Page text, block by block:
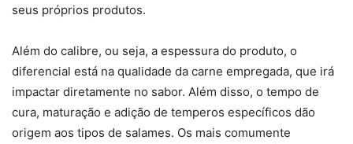
seus próprios produtos.
Além do calibre, ou seja, a espessura do produto, o
diferencial está na qualidade da carne empregada, que irá
impactar diretamente no sabor. Além disso, o tempo de
cura, maturação e adição de temperos específicos dão
origem aos tipos de salames. Os mais comumente